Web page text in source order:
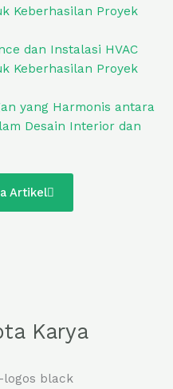
Keberhasilan Proyek
dan Instalasi HVAC
Keberhasilan Proyek
yang Harmonis antara
Desain Interior dan
Artikel
Karya